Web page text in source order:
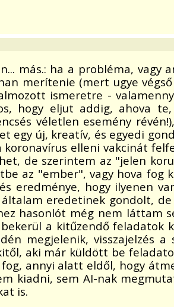
más.: ha a probléma, vagy
merítenie (mert ugye
ismeretre -
hogy eljut addig, ahova
véletlen esemény
egy új, kreatív, és egyedi
koronavírus elleni vakcinát
de szerintem az "jelen
az "ember", vagy hova fog
eredménye, hogy ilyenen
eredetinek gondolt,
hasonlót még nem láttam
a kitűzendő feladatok
megjelenik, visszajelzés
aki már küldött be
annyi alatt eldől, hogy
kiadni, sem AI-nak
is.